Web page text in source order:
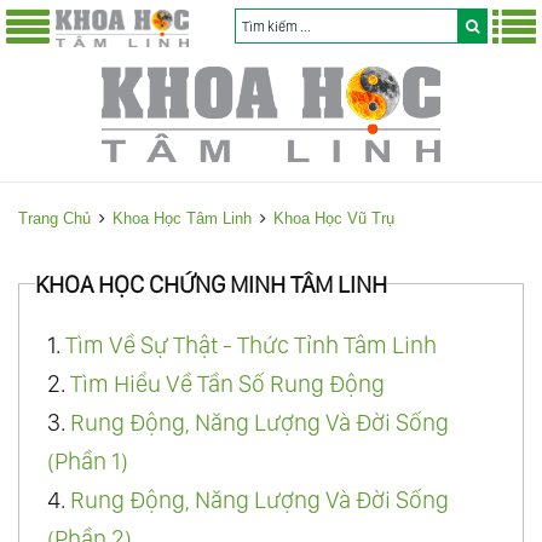
Trang Chủ Khoa Học Tâm Linh Khoa Học Vũ Trụ
KHOA HỌC CHỨNG MINH TÂM LINH
1. Tìm Về Sự Thật - Thức Tỉnh Tâm Linh
2. Tìm Hiểu Về Tần Số Rung Động
3. Rung Động, Năng Lượng Và Đời Sống
(Phần 1)
4. Rung Động, Năng Lượng Và Đời Sống